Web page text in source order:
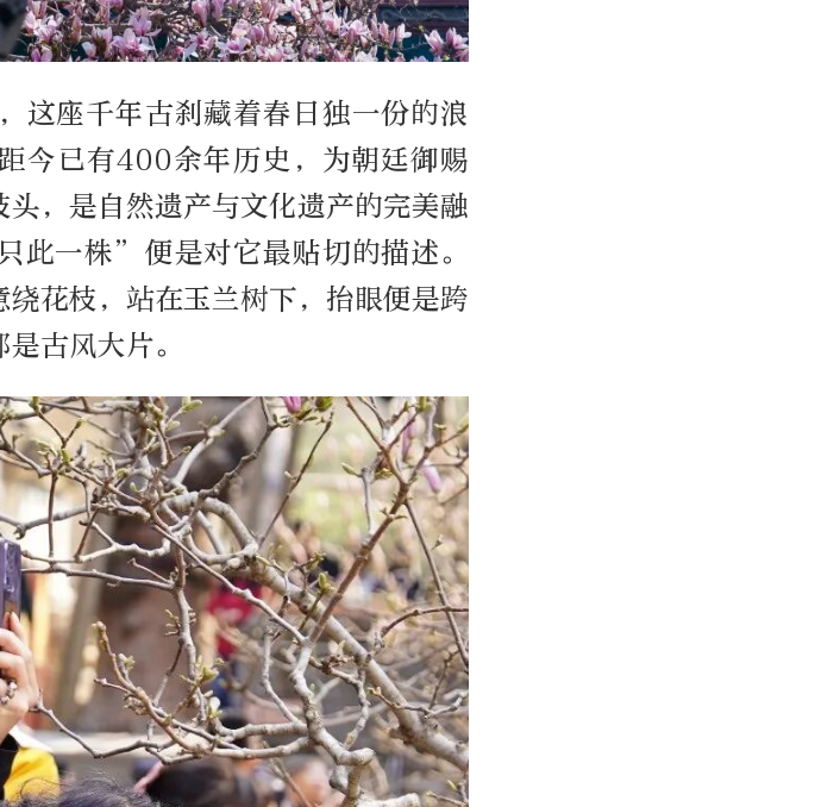
这座千年古刹藏着春日独一份的浪
今已有400余年历史，为朝廷御赐
，是自然遗产与文化遗产的完美融
此一株”便是对它最贴切的描述。
花枝，站在玉兰树下，抬眼便是跨
古风大片。